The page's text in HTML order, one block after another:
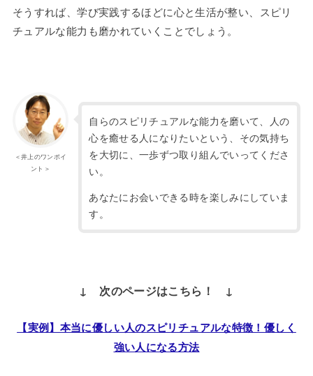
そうすれば、学び実践するほどに心と生活が整い、スピリ
チュアルな能力も磨かれていくことでしょう。
＜井上のワンポイ
ント＞
自らのスピリチュアルな能力を磨いて、人の
心を癒せる人になりたいという、その気持ち
を大切に、一歩ずつ取り組んでいってくださ
い。
あなたにお会いできる時を楽しみにしていま
す。
↓ 次のページはこちら！ ↓
【実例】本当に優しい人のスピリチュアルな特徴！優しく
強い人になる方法